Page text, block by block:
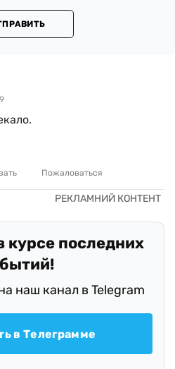
Пожаловаться
курсе последних
наш канал в Telegram
в Телеграмме